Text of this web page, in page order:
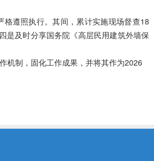
格遵照执行。其间 ，累计实施现场督查18
四是及时分享国务院《高层民用建筑外墙保
机制，固化工作成果，并将其作为2026